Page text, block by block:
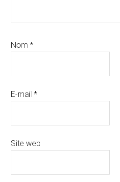
Nom*
E-mail*
Site web